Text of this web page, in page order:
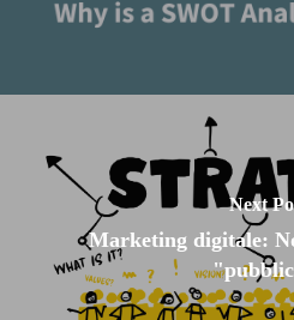
Next
Marketing digitale: